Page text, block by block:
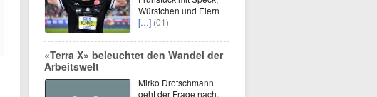
Würstchen und Eiern
[…] (01)
«Terra X» beleuchtet den Wandel der
Arbeitswelt
Mirko Drotschmann
geht der Frage nach,